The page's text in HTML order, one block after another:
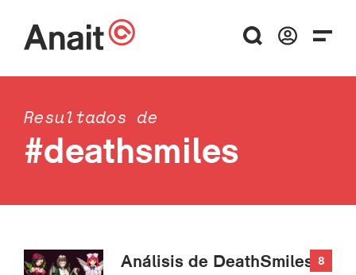
Resultados de
#deathsmiles
8
Análisis de DeathSmiles